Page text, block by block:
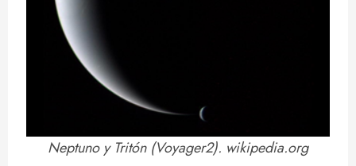
Neptuno y Tritón (Voyager2). wikipedia.org